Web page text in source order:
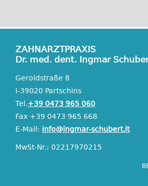
ZAHNARZTPRAXIS
Dr. med. dent. Ingmar
Geroldstraße 8
I-39020 Partschins
Tel.+39 0473 965 060
Fax +39 0473 965 668
E-Mail: info@ingmar-schubert.it
MwSt-Nr.: 02217970215